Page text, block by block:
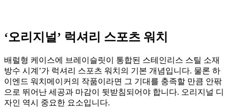
‘오리지널’ 럭셔리 스포츠 워치
배럴형 케이스에 브레이슬릿이 통합된 스테인리스 스틸 소재
방수 시계’가 럭셔리 스포츠 워치의 기본 개념입니다. 물론 하
이엔드 워치메이커의 작품이라면 그 기대를 충족할 만큼 안팎
으로 뛰어난 세공과 마감이 뒷받침되어야 합니다. 오리지널 디
자인 역시 중요한 요소입니다.